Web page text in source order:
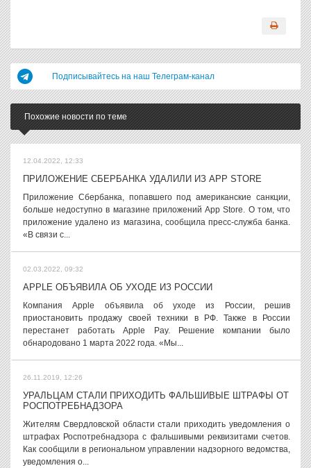
Подписывайтесь на наш Телеграм-канал
Похожие новости по теме
12.04.2022, 12:33
ПРИЛОЖЕНИЕ СБЕРБАНКА УДАЛИЛИ ИЗ APP STORE
Приложение Сбербанка, попавшего под американские санкции,
больше недоступно в магазине приложений App Store. О том, что
приложение удалено из магазина, сообщила пресс-служба банка.
«В связи с...
02.03.2022, 09:32
APPLE ОБЪЯВИЛА ОБ УХОДЕ ИЗ РОССИИ
Компания Apple объявила об уходе из России, решив
приостановить продажу своей техники в РФ. Также в России
перестанет работать Apple Pay. Решение компании было
обнародовано 1 марта 2022 года. «Мы...
26.11.2019, 12:26
УРАЛЬЦАМ СТАЛИ ПРИХОДИТЬ ФАЛЬШИВЫЕ ШТРАФЫ ОТ
РОСПОТРЕБНАДЗОРА
Жителям Свердловской области стали приходить уведомления о
штрафах Роспотребнадзора с фальшивыми реквизитами счетов.
Как сообщили в региональном управлении надзорного ведомства,
уведомления о...